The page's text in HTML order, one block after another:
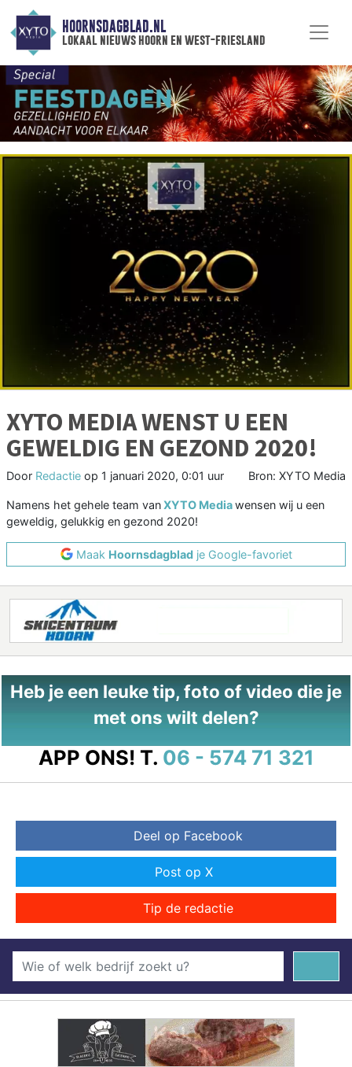
HOORNSDAGBLAD.NL
lokaal nieuws hoorn en west-friesland
XYTO MEDIA WENST U EEN
GEWELDIG EN GEZOND 2020!
Door Redactie op 1 januari 2020, 0:01 uur Bron: XYTO Media
Namens het gehele team vanXYTO Mediawensen wij u een
geweldig, gelukkig en gezond 2020!
Maak Hoornsdagbladje Google-favoriet
Heb je een leuke tip, foto of video die je
met ons wilt delen?
APP ONS! T. 06 - 574 71 321
Deel op Facebook
Post op X
Tip de redactie